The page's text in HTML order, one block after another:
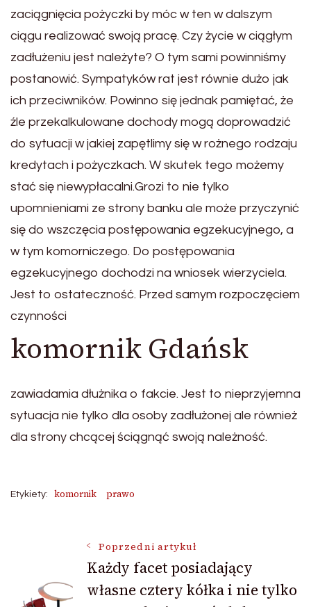
zaciągnięcia pożyczki by móc w ten w dalszym
ciągu realizować swoją pracę. Czy życie w ciągłym
zadłużeniu jest należyte? O tym sami powinniśmy
postanowić. Sympatyków rat jest równie dużo jak
ich przeciwników. Powinno się jednak pamiętać, że
źle przekalkulowane dochody mogą doprowadzić
do sytuacji w jakiej zapętlimy się w rożnego rodzaju
kredytach i pożyczkach. W skutek tego możemy
stać się niewypłacalni.Grozi to nie tylko
upomnieniami ze strony banku ale może przyczynić
się do wszczęcia postępowania egzekucyjnego, a
w tym komorniczego. Do postępowania
egzekucyjnego dochodzi na wniosek wierzyciela.
Jest to ostateczność. Przed samym rozpoczęciem
czynności
komornik Gdańsk
zawiadamia dłużnika o fakcie. Jest to nieprzyjemna
sytuacja nie tylko dla osoby zadłużonej ale również
dla strony chcącej ściągnąć swoją należność.
Etykiety: komornik prawo
NawigacjaPoprzedni artykuł
Każdy facet posiadający
własne cztery kółka i nie tylko